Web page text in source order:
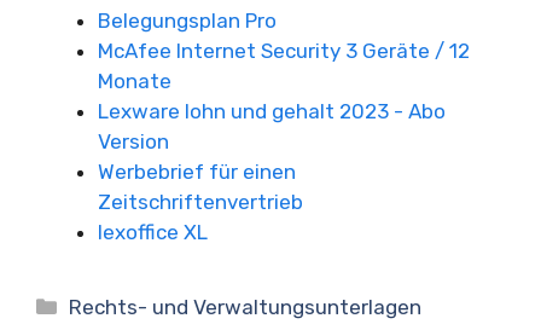
Belegungsplan Pro
McAfee Internet Security 3 Geräte / 12
Monate
Lexware lohn und gehalt 2023 - Abo
Version
Werbebrief für einen
Zeitschriftenvertrieb
lexoffice XL
Kategorien
Rechts- und Verwaltungsunterlagen